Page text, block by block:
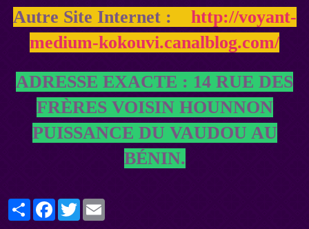
Autre Site Internet : http://voyant-
medium-kokouvi.canalblog.com/
ADRESSE EXACTE : 14 RUE DES
FRÈRES VOISIN HOUNNON
PUISSANCE DU VAUDOU AU
BÉNIN.
PartagerFacebook
Twitter